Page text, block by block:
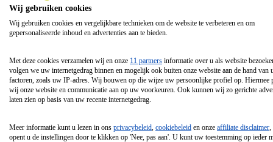
Philips
Schermgrootte 24 Inch
Schermgrootte 85 Inch
Schermgrootte 98 Inch
Tcl
Hd Led Tv
Wij gebruiken cookies
Wij gebruiken cookies en vergelijkbare technieken om de website te verbeteren en om
gepersonaliseerde inhoud en advertenties aan te bieden.
Met deze cookies verzamelen wij en onze 11 partners informatie over u als website
volgen we uw internetgedrag binnen en mogelijk ook buiten onze website aan de hand van
factoren, zoals uw IP-adres. Wij bouwen op die wijze uw persoonlijke profiel op. Hiermee
wij onze website en communicatie aan op uw voorkeuren. Ook kunnen wij zo gerichte
laten zien op basis van uw recente internetgedrag.
Meer informatie kunt u lezen in ons privacybeleid, cookiebeleid en onze affiliate disclaimer,
opent u de instellingen door te klikken op 'Nee, pas aan'. U kunt uw toestemming op ieder